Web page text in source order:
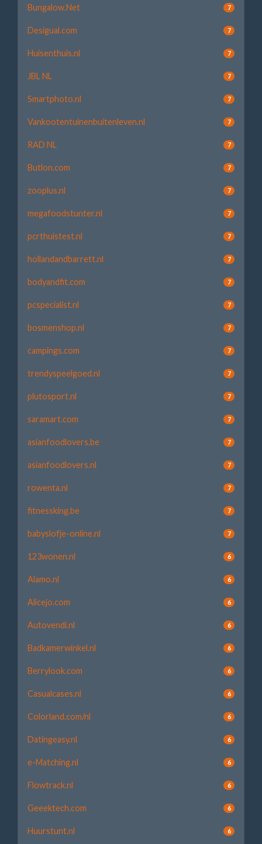
Bungalow.Net 7
Desigual.com 7
Huisenthuis.nl 7
JBL NL 7
Smartphoto.nl 7
Vankootentuinenbuitenleven.nl 7
RAD NL 7
Butlon.com 7
zooplus.nl 7
megafoodstunter.nl 7
pcrthuistest.nl 7
hollandandbarrett.nl 7
bodyandfit.com 7
pcspecialist.nl 7
bosmenshop.nl 7
campings.com 7
trendyspeelgoed.nl 7
plutosport.nl 7
saramart.com 7
asianfoodlovers.be 7
asianfoodlovers.nl 7
rowenta.nl 7
fitnessking.be 7
babyslofje-online.nl 7
123wonen.nl 6
Alamo.nl 6
Alicejo.com 6
Autovendi.nl 6
Badkamerwinkel.nl 6
Berrylook.com 6
Casualcases.nl 6
Colorland.com/nl 6
Datingeasy.nl 6
e-Matching.nl 6
Flowtrack.nl 6
Geeektech.com 6
Huurstunt.nl 6